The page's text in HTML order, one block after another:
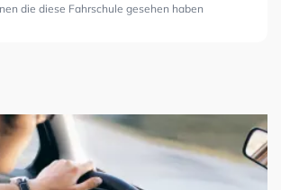
die diese Fahrschule gesehen haben